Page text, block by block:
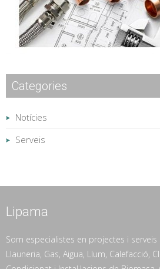
Categories
Notícies
Serveis
Lipama
Som especialistes en projectes i serveis
Llauneria, Gas, Aigua, Llum, Calefacció,